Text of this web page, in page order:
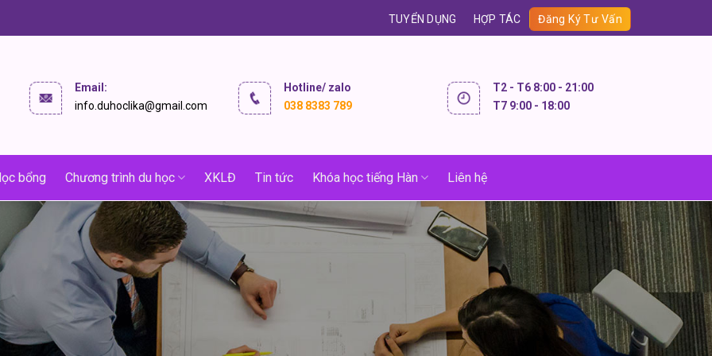
TUYỂN DỤNG HỢP TÁC Đăng Ký Tư Vấn
Email:
info.duhoclika@gmail.com
Hotline/ zalo
038 8383 789
T2 - T6 8:00 - 21:00
T7 9:00 - 18:00
bổng Chương trình du học XKLĐ Tin tức Khóa học tiếng Hàn Liên hệ